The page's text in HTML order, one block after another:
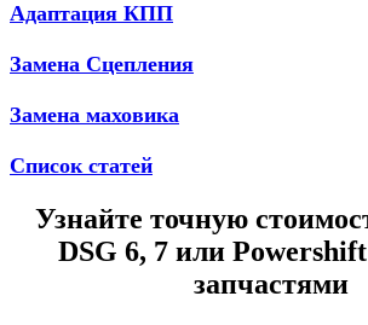
Адаптация КПП
Замена Сцепления
Замена маховика
Список статей
Узнайте точную
DSG 6, 7 или
запчастями